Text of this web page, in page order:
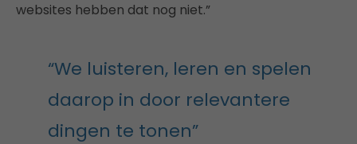
websites hebben dat nog niet.”
“We luisteren, leren en spelen
daarop in door relevantere
dingen te tonen”